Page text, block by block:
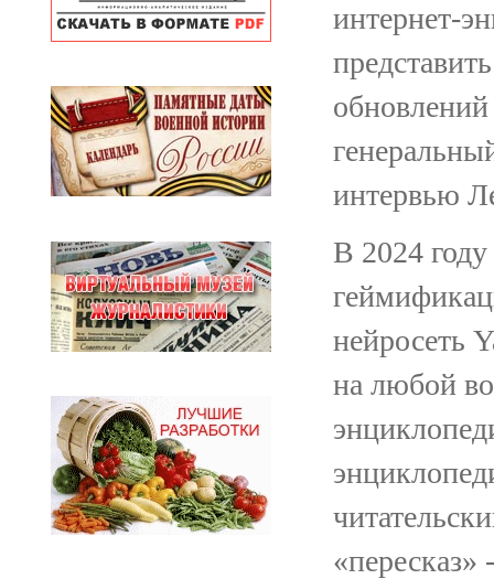
интернет-
обновлений
интервью
В 2024
нейросеть
на любой